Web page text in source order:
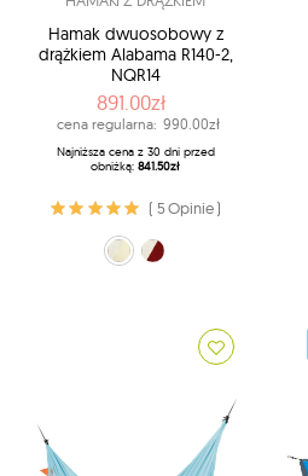
Hamak dwuosobowy z
drążkiem Alabama R140-2,
NQR14
891.00zł
cena regularna: 990.00zł
Najniższa cena z 30 dni przed
obniżką: 841.50zł
( 5 Opinie )
ecru (11)
Czerwony (21)